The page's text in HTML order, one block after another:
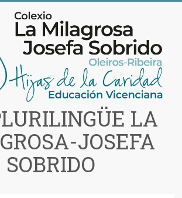
LA
JOSEFA
SOBRIDO